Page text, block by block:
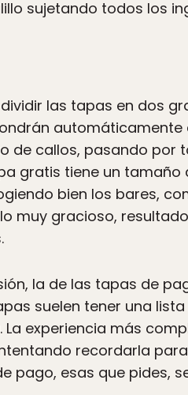
sujetando todos los
las tapas en dos
de callos, pasando por
gratis tiene un
bien los bares,
muy gracioso,
la de las tapas de
suelen tener una
experiencia más
recordarla
pago, esas que pides,